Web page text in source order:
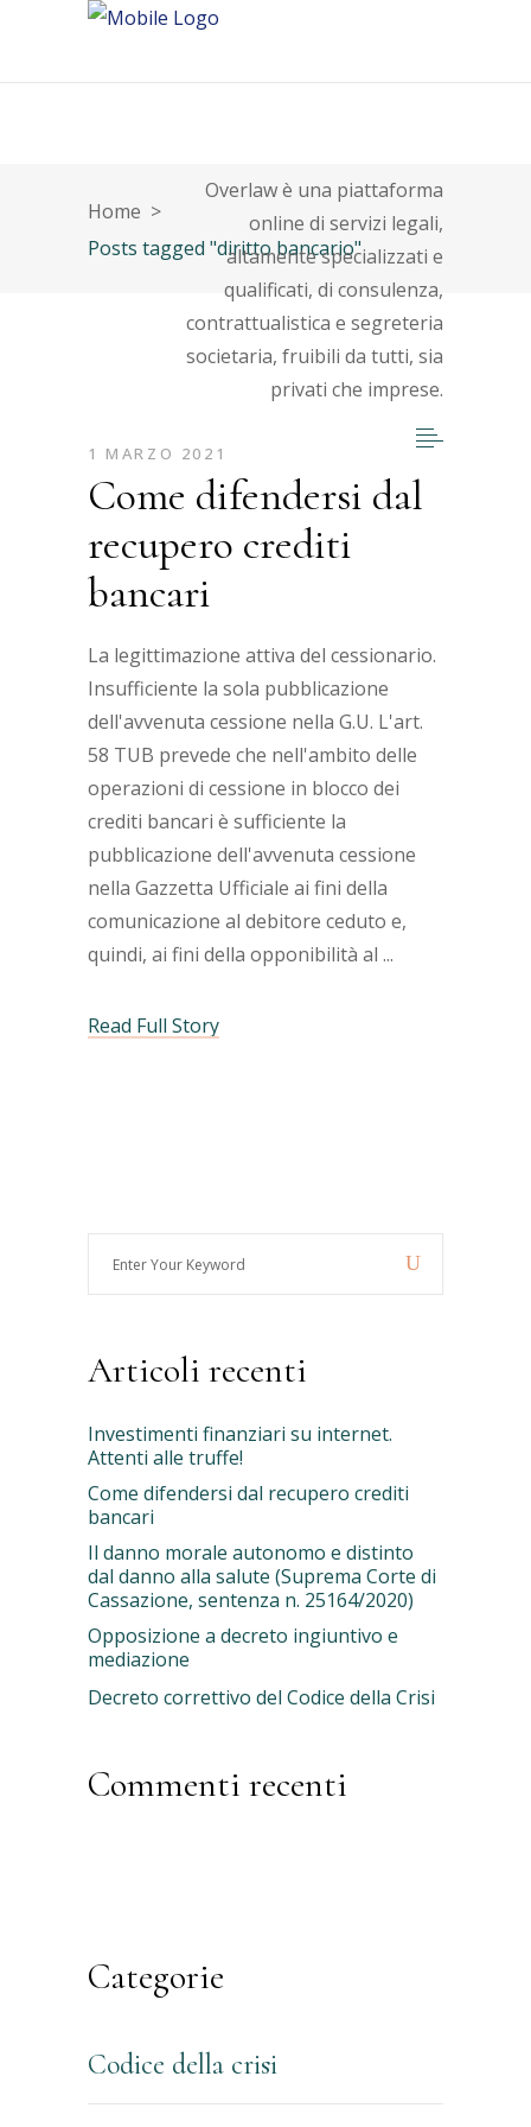
Overlaw è una piattaforma
online di servizi legali,
altamente specializzati e
qualificati, di consulenza,
contrattualistica e segreteria
societaria, fruibili da tutti, sia
privati che imprese.
Home >
Posts tagged "diritto bancario"
1 MARZO 2021
Come difendersi dal
recupero crediti
bancari
La legittimazione attiva del cessionario.
Insufficiente la sola pubblicazione
dell'avvenuta cessione nella G.U. L'art.
58 TUB prevede che nell'ambito delle
operazioni di cessione in blocco dei
crediti bancari è sufficiente la
pubblicazione dell'avvenuta cessione
nella Gazzetta Ufficiale ai fini della
comunicazione al debitore ceduto e,
quindi, ai fini della opponibilità al
Read Full Story
Articoli recenti
Investimenti finanziari su internet.
Attenti alle truffe!
Come difendersi dal recupero crediti
bancari
Il danno morale autonomo e distinto
dal danno alla salute (Suprema Corte di
Cassazione, sentenza n. 25164/2020)
Opposizione a decreto ingiuntivo e
mediazione
Decreto correttivo del Codice della Crisi
Commenti recenti
Categorie
Codice della crisi